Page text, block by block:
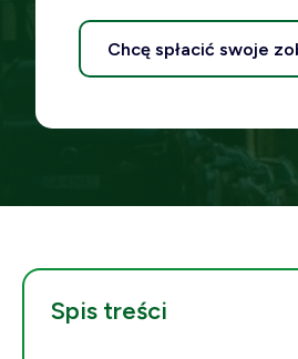
Chcę spłacić swoje
Spis treści